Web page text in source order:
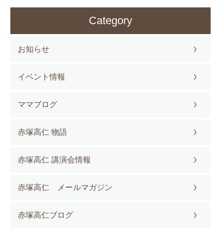
Category
お知らせ
イベント情報
ママブログ
赤塚高仁 物語
赤塚高仁 講演会情報
赤塚高仁 メールマガジン
赤塚高仁ブログ